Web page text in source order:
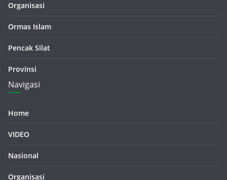
Organisasi
Ormas Islam
Pencak Silat
Provinsi
Navigasi
Home
VIDEO
Nasional
Organisasi